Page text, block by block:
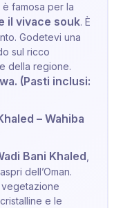
famosa per la
il vivace souk. È
Godetevi una
sul ricco
della regione.
(Pasti inclusi:
– Wahiba
Bani Khaled
dell’Oman.
e le